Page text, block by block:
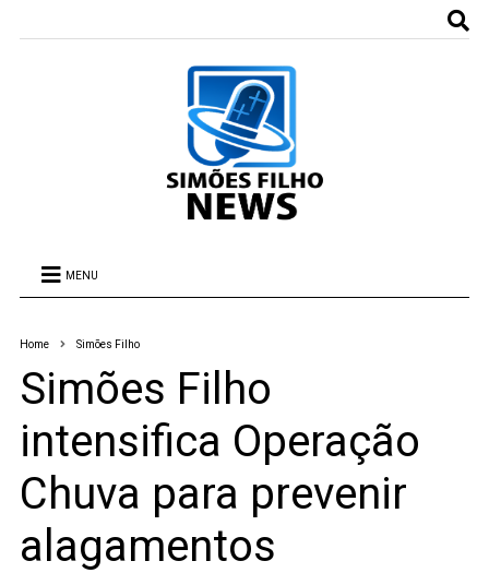
MENU
Home Simões Filho
Simões Filho
intensifica Operação
Chuva para prevenir
alagamentos